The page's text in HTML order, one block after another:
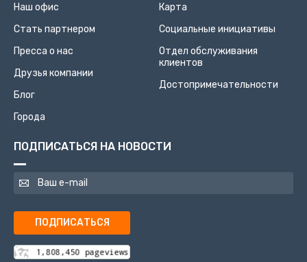
Наш офис
Стать партнером
Пресса о нас
Друзья компании
Блог
Города
Карта
Социальные инициативы
Отдел обслуживания
клиентов
Достопримечательности
ПОДПИСАТЬСЯ НА НОВОСТИ
ПОДПИСАТЬСЯ